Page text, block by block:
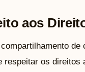
aos
respeitar os direitos